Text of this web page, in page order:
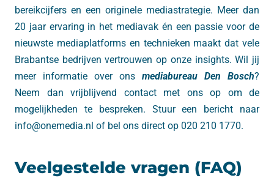
bereikcijfers en een originele mediastrategie. Meer dan
20 jaar ervaring in het mediavak én een passie voor de
nieuwste mediaplatforms en technieken maakt dat vele
Brabantse bedrijven vertrouwen op onze insights. Wil jij
meer informatie over ons mediabureau Den Bosch?
Neem dan vrijblijvend contact met ons op om de
mogelijkheden te bespreken. Stuur een bericht naar
info@onemedia.nl of bel ons direct op 020 210 1770.
Veelgestelde vragen (FAQ)